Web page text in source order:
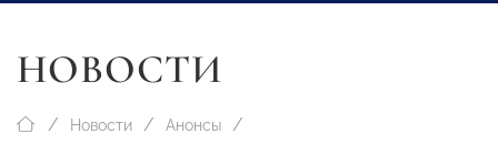
НОВОСТИ
Новости Анонсы